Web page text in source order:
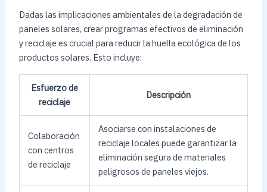
Dadas las implicaciones ambientales de la degradación de
paneles solares, crear programas efectivos de eliminación
y reciclaje es crucial para reducir la huella ecológica de los
productos solares. Esto incluye:
Esfuerzo de
reciclaje
Descripción
Colaboración
con centros
de reciclaje
Asociarse con instalaciones de
reciclaje locales puede garantizar la
eliminación segura de materiales
peligrosos de paneles viejos.